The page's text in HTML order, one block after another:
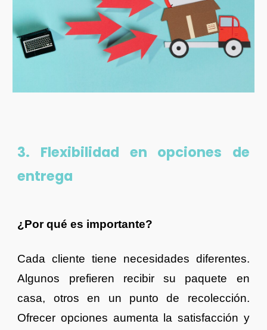
3. Flexibilidad en opciones de
entrega
¿Por qué es importante?
Cada cliente tiene necesidades diferentes.
Algunos prefieren recibir su paquete en
casa, otros en un punto de recolección.
Ofrecer opciones aumenta la satisfacción y